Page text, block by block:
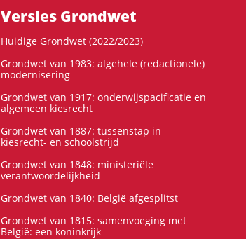
Versies Grondwet
Huidige Grondwet (2022/2023)
Grondwet van 1983: algehele (redactionele)
modernisering
Grondwet van 1917: onderwijspacificatie en
algemeen kiesrecht
Grondwet van 1887: tussenstap in
kiesrecht- en schoolstrijd
Grondwet van 1848: ministeriële
verantwoordelijkheid
Grondwet van 1840: België afgesplitst
Grondwet van 1815: samenvoeging met
België: een koninkrijk